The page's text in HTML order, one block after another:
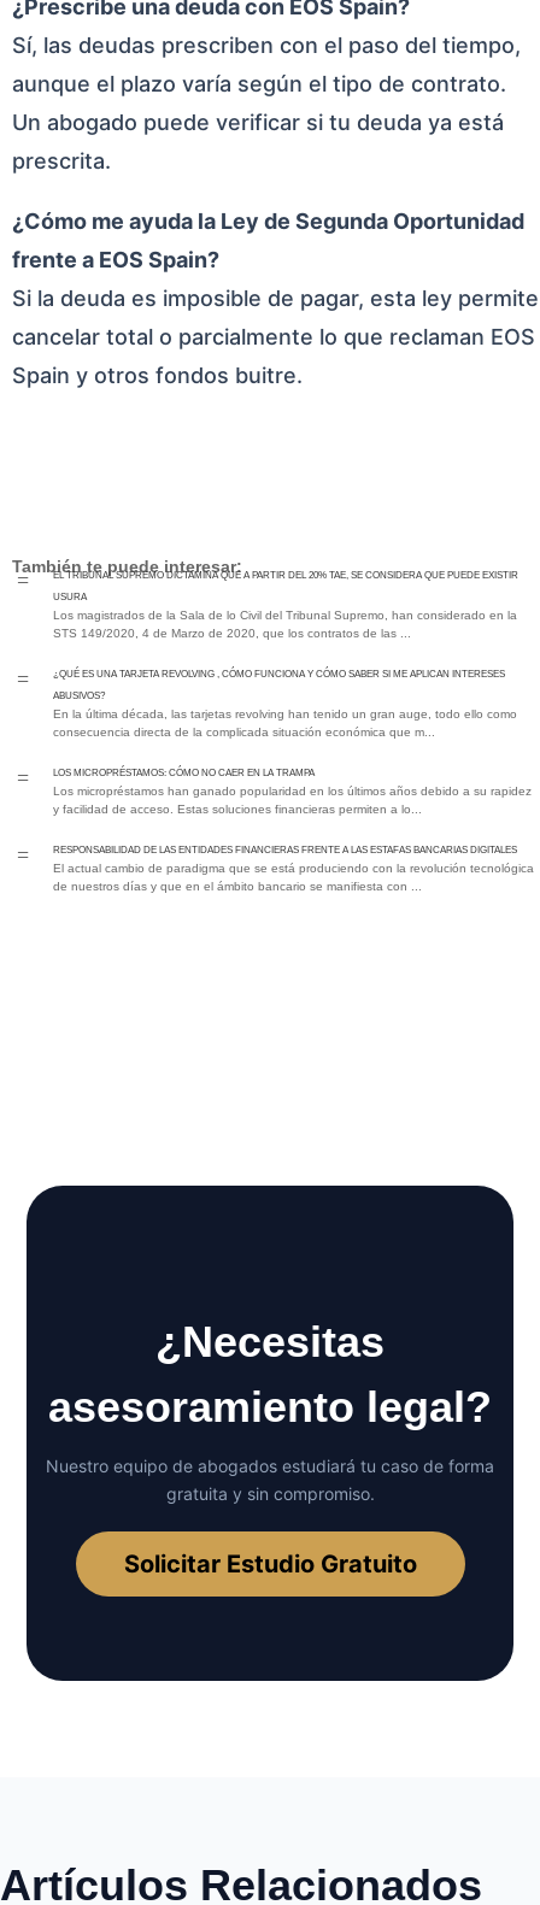
¿Prescribe una deuda con EOS Spain?
Sí, las deudas prescriben con el paso del tiempo,
aunque el plazo varía según el tipo de contrato.
Un abogado puede verificar si tu deuda ya está
prescrita.
¿Cómo me ayuda la Ley de Segunda Oportunidad
frente a EOS Spain?
Si la deuda es imposible de pagar, esta ley permite
cancelar total o parcialmente lo que reclaman EOS
Spain y otros fondos buitre.
También te puede interesar:
=
EL TRIBUNAL SUPREMO DICTAMINA QUE A PARTIR DEL 20% TAE, SE CONSIDERA QUE PUEDE EXISTIR
USURA
Los magistrados de la Sala de lo Civil del Tribunal Supremo, han considerado en la
STS 149/2020, 4 de Marzo de 2020, que los contratos de las ...
=
¿QUÉ ES UNA TARJETA REVOLVING , CÓMO FUNCIONA Y CÓMO SABER SI ME APLICAN INTERESES
ABUSIVOS?
En la última década, las tarjetas revolving han tenido un gran auge, todo ello como
consecuencia directa de la complicada situación económica que m...
= Los MICROPRÉSTAMOS: Cómo No Caer en la Trampa
Los micropréstamos han ganado popularidad en los últimos años debido a su rapidez
y facilidad de acceso. Estas soluciones financieras permiten a lo...
= RESPONSABILIDAD DE LAS ENTIDADES FINANCIERAS FRENTE A LAS ESTAFAS BANCARIAS DIGITALES
El actual cambio de paradigma que se está produciendo con la revolución tecnológica
de nuestros días y que en el ámbito bancario se manifiesta con ...
¿Necesitas
asesoramiento legal?
Nuestro equipo de abogados estudiará tu caso de forma
gratuita y sin compromiso.
Solicitar Estudio Gratuito
Artículos Relacionados